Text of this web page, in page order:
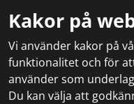
Kakor på
Vi använder kakor på
funktionalitet och för
använder som
Du kan välja att